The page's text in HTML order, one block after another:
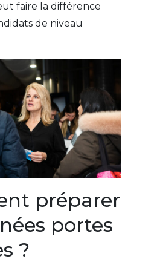
faire la différence
de niveau
préparer
portes
?